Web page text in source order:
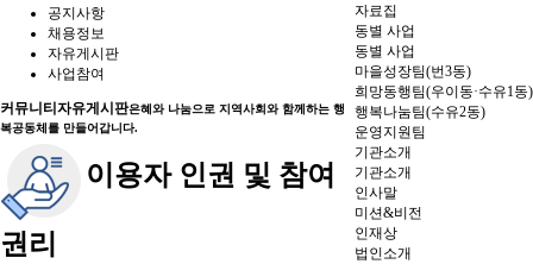
자료집
동별 사업
동별 사업
마을성장팀(번3동)
희망동행팀(우이동·수유1동)
행복나눔팀(수유2동)
운영지원팀
기관소개
기관소개
인사말
미션&비전
인재상
법인소개
공지사항
채용정보
자유게시판
사업참여
커뮤니티 자유게시판은혜와 나눔으로 지역사회와 함께하는 행
복공동체를 만들어갑니다.
이용자 인권 및 참여
권리